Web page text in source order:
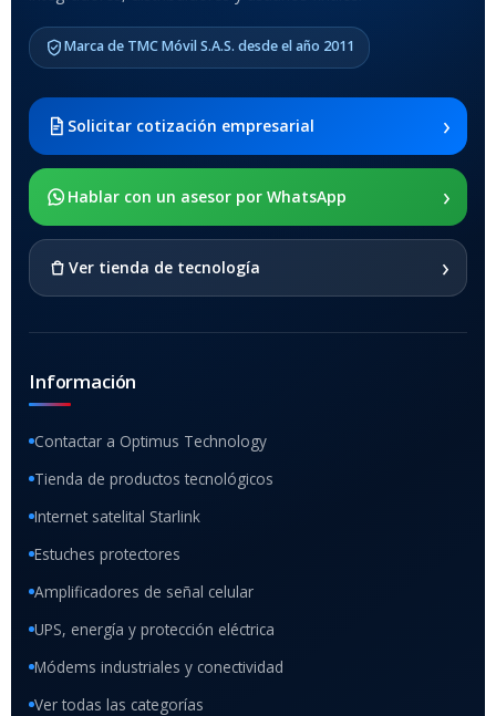
COMPATIBLES
2021 SM-x200 / Samsung
Galaxy Tab A8 10.5 2021 SM-
x205
SOPORTE DE APOYO
Marca de TMC Móvil S.A.S. desde el año 2011
Solicitar cotización empresarial ›
Hablar con un asesor por WhatsApp ›
Ver tienda de tecnología ›
Información
Contactar a Optimus Technology
Tienda de productos tecnológicos
Internet satelital Starlink
Estuches protectores
Amplificadores de señal celular
UPS, energía y protección eléctrica
Módems industriales y conectividad
Ver todas las categorías